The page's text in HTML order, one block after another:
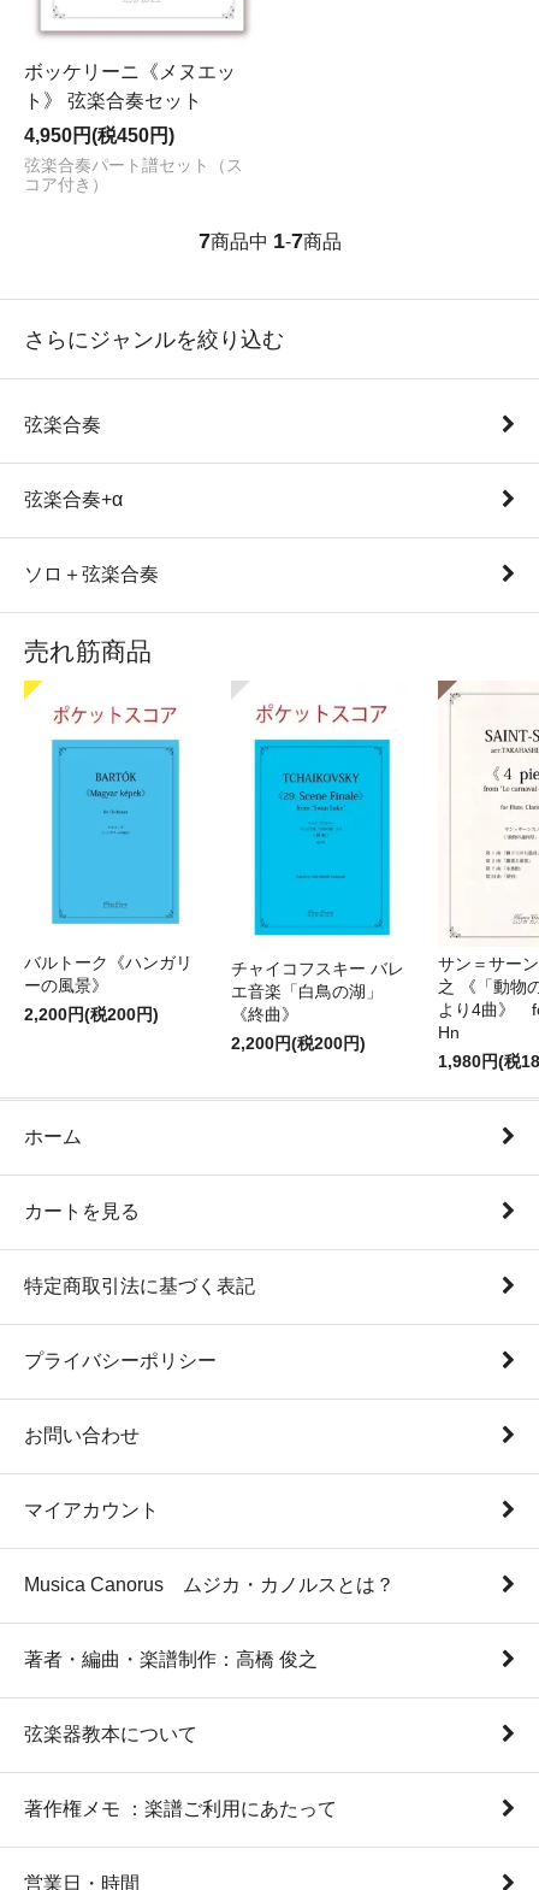
ボッケリーニ《メヌエッ
ト》 弦楽合奏セット
4,950円(税450円)
弦楽合奏パート譜セット（ス
コア付き）
7商品中 1-7商品
さらにジャンルを絞り込む
弦楽合奏
弦楽合奏+α
ソロ＋弦楽合奏
売れ筋商品
バルトーク《ハンガリ
ーの風景》
2,200円(税200円)
チャイコフスキー バレ
エ音楽「白鳥の湖」
《終曲》
2,200円(税200円)
サン＝サー
之 《「動物
より4曲》
Hn
1,980円(税
ホーム
カートを見る
特定商取引法に基づく表記
プライバシーポリシー
お問い合わせ
マイアカウント
Musica Canorus ムジカ・カノルスとは？
著者・編曲・楽譜制作：高橋 俊之
弦楽器教本について
著作権メモ ：楽譜ご利用にあたって
営業日・時間